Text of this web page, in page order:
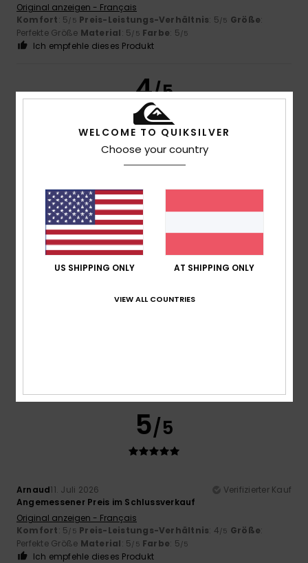
Original anzeigen - Français
Komfort: 5/5 Preis-Leistungs-Verhältnis: 5/5 Größe:
Perfekte Größe Material: 5/5 Farbe: 5/5
Ich empfehle dieses Produkt
4/5
Komfort: 4/5 Preis-Leistungs-Verhältnis
Perfekte GrößeMaterial: 4/5 Farbe
5 /5
5/5
Arnaud11. Juli 2026
Verifizierter Kauf
Angemessener Preis im Schlussverkauf
Original anzeigen - Français
Komfort: 5/5 Preis-Leistungs-Verhältnis: 4/5 Größe:
Perfekte Größe Material: 5/5 Farbe: 5/5
Ich empfehle dieses Produkt
WELCOME TO QUIKSILVER
Choose your country
US SHIPPING ONLY AT SHIPPING ONLY
VIEW ALL COUNTRIES